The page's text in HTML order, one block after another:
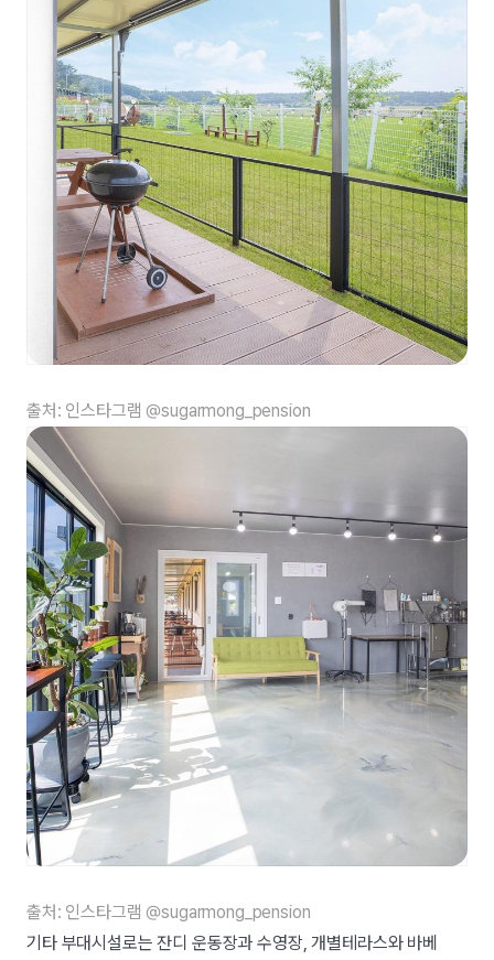
출처: 인스타그램 @sugarmong_pension
출처: 인스타그램 @sugarmong_pension
기타 부대시설로는 잔디 운동장과 수영장, 개별테라스와 바베